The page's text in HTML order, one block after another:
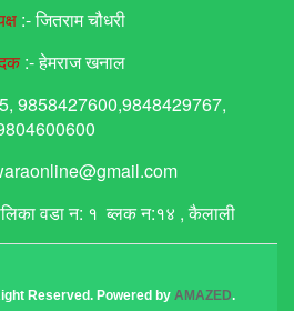
:- जितराम चौधरी
:- हेमराज खनाल
9858427600,9848429767,
वडा न: १ ब्लक न:१४ , कैलाली
Reserved. Powered by AMAZED.